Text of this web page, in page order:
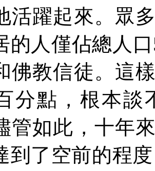
活躍起來。眾
的人僅佔總人口
佛教信徒。這
分點，根本談
管如此，十年
到了空前的程